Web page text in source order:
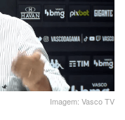
Imagem: Vasco TV